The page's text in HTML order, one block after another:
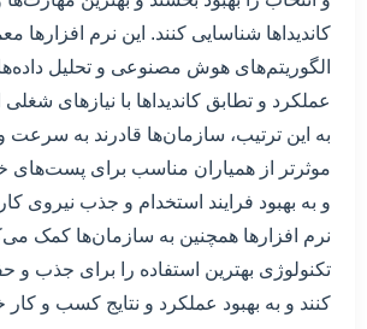
کاندیداها شناسایی کنند. این نرم افزارها
الگوریتم‌های هوش مصنوعی و تحلیل داده‌ها
عملکرد و تطابق کاندیداها با نیازهای
به این ترتیب، سازمان‌ها قادرند به
موثرتر از همیاران مناسب برای پست‌های
و به بهبود فرایند استخدام و جذب نیروی
نرم افزارها همچنین به سازمان‌ها کمک
تکنولوژی بهترین استفاده را برای جذب و
کنند و به بهبود عملکرد و نتایج کسب و کار